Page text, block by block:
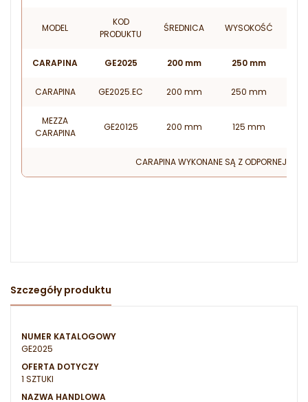
MODEL
KOD
PRODUKTU
ŚREDNICA WYSOKOŚĆ
CARAPINA GE2025 200 mm 250 mm
CARAPINA GE2025.EC 200 mm 250 mm
MEZZA
CARAPINA
GE20125 200 mm 125 mm
CARAPINA WYKONANE SĄ Z ODPORNEJ
Szczegóły produktu
NUMER KATALOGOWY
GE2025
OFERTA DOTYCZY
1 SZTUKI
NAZWA HANDLOWA